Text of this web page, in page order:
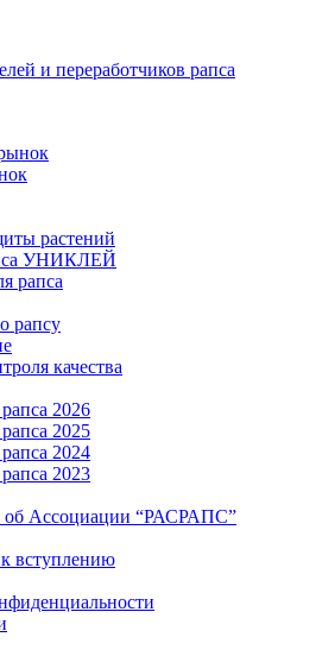
и переработчиков рапса
растений
УНИКЛЕЙ
рапса
рапсу
качества
2026
2025
2024
2023
Ассоциации “РАСРАПС”
вступлению